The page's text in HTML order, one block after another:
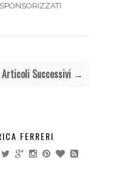
Articoli Successivi →
FERRERI